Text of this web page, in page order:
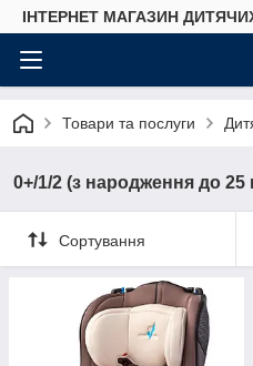
ІНТЕРНЕТ МАГАЗИН
Товари та послуги
0+/1/2 (з народження до 25
Сортування